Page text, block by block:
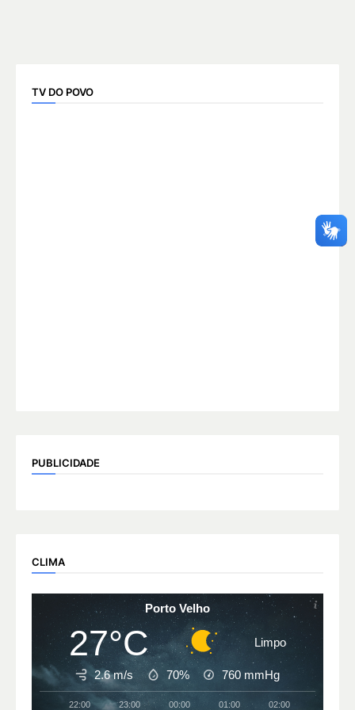
TV DO POVO
PUBLICIDADE
CLIMA
Porto Velho
27°C Limpo
2.6 m/s 70% 760 mmHg
22:00 23:00 00:00 01:00 02:00